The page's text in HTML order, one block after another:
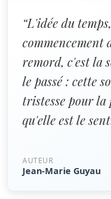
“L'idée du
commencement
remord, c'est la
le passé : cette
tristesse pour la
qu'elle est le
AUTEUR
Jean-Marie Guyau